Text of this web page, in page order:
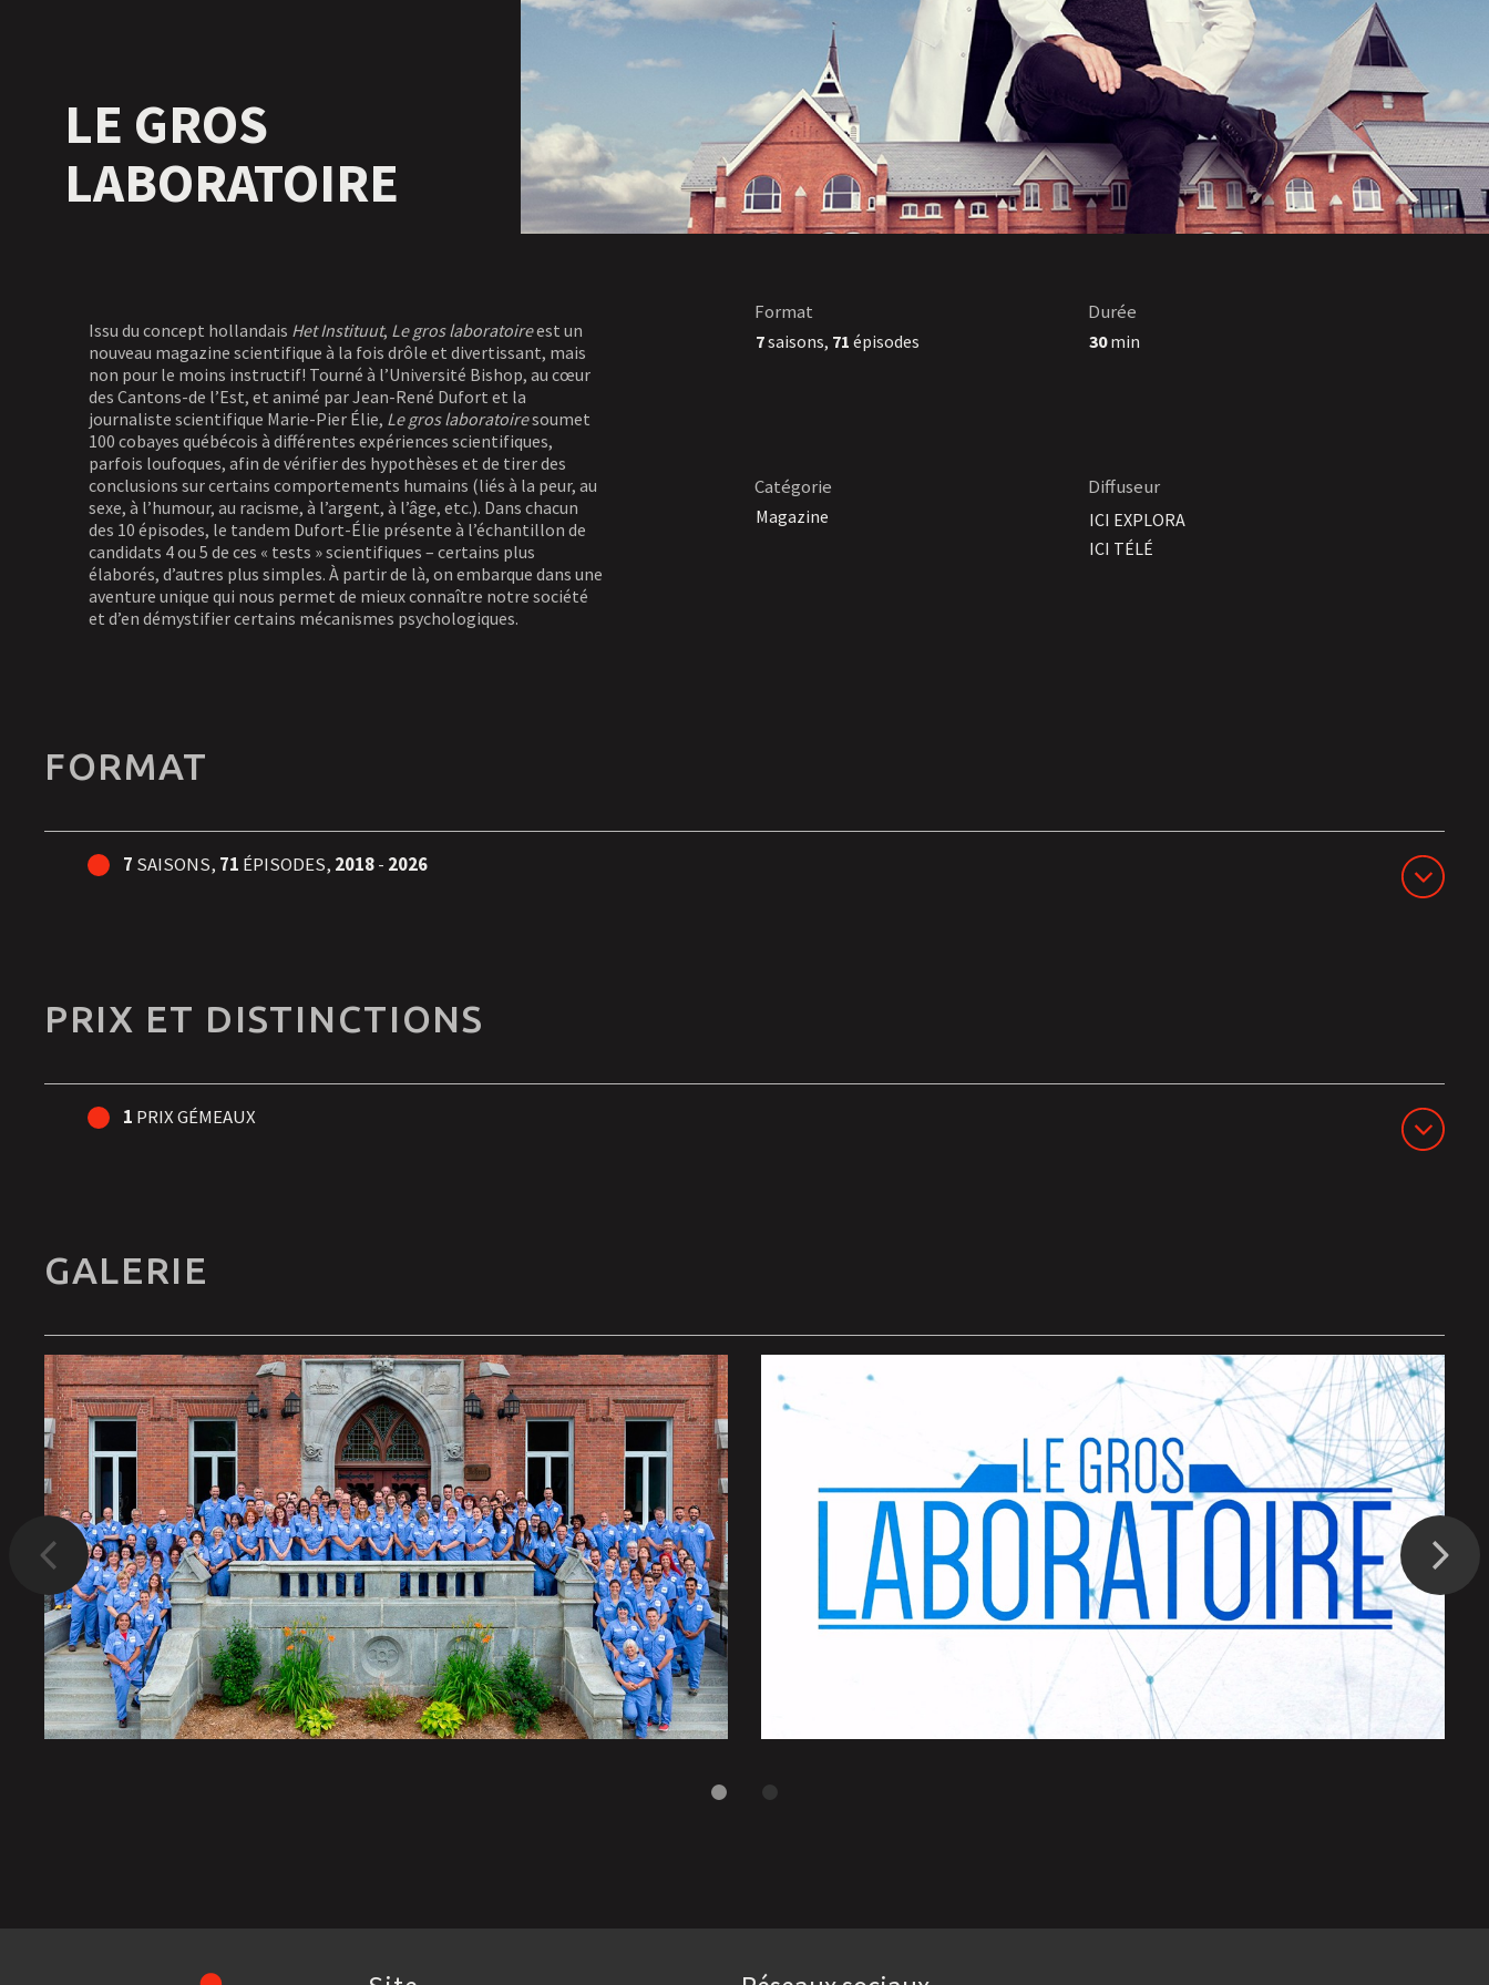
LE GROS
LABORATOIRE
Issu du concept hollandais Het Instituut, Le gros laboratoireest un
nouveau magazine scientifique à la fois drôle et divertissant, mais
non pour le moins instructif! Tourné à l’Université Bishop, au cœur
des Cantons-de l’Est, et animé par Jean-René Dufort et la
journaliste scientifique Marie-Pier Élie, Le gros laboratoiresoumet
100 cobayes québécois à différentes expériences scientifiques,
parfois loufoques, afin de vérifier des hypothèses et de tirer des
conclusions sur certains comportements humains (liés à la peur, au
sexe, à l’humour, au racisme, à l’argent, à l’âge, etc.). Dans chacun
des 10 épisodes, le tandem Dufort-Élie présente à l’échantillon de
candidats 4 ou 5 de ces « tests » scientifiques – certains plus
élaborés, d’autres plus simples. À partir de là, on embarque dans une
aventure unique qui nous permet de mieux connaître notre société
et d’en démystifier certains mécanismes psychologiques.
Format
7saisons, 71 épisodes
Durée
30min
Catégorie
Magazine
Diffuseur
ICI EXPLORA
ICI TÉLÉ
FORMAT
7 SAISONS, 71 ÉPISODES, 2018- 2026
PRIX ET DISTINCTIONS
1 PRIX GÉMEAUX
GALERIE
Précédent Suivant